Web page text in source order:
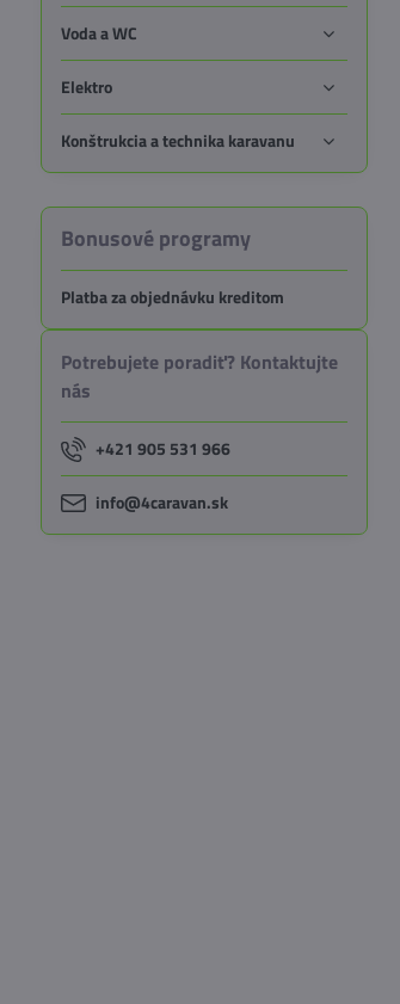
Voda a WC
Elektro
Konštrukcia a technika karavanu
Bonusové programy
Platba za objednávku kreditom
Potrebujete poradiť? Kontaktujte
nás
+421 905 531 966
info@4caravan.sk